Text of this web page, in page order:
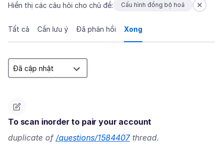
Hiển thị các câu hỏi cho chủ đề: Cấu hình đồng bộ hoá
Tất cả Cần lưu ý Đã phản hồi Xong
To scan inorder to pair your account
duplicate of /questions/1584407thread.